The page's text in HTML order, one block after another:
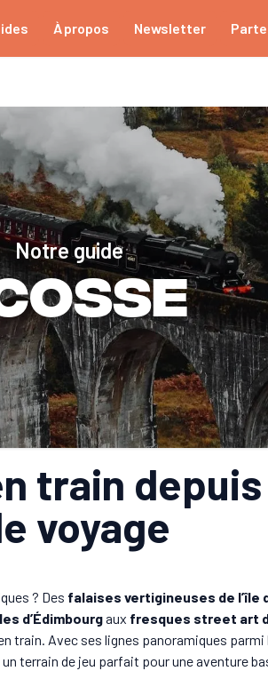
À propos Newsletter
Notre guide
train
voyage
? Des falaises vertigineuses de l’île
d’Édimbourgaux fresques street art
train. Avec ses lignes panoramiques parmi
un terrain de jeu parfait pour une aventure